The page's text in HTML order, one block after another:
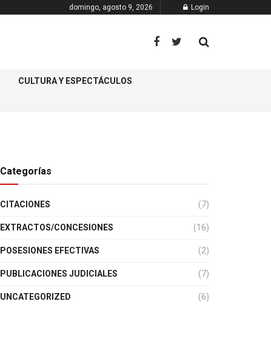
domingo, agosto 9, 2026 Login
CULTURA Y ESPECTÁCULOS
Categorías
CITACIONES (7)
EXTRACTOS/CONCESIONES (16)
POSESIONES EFECTIVAS (2)
PUBLICACIONES JUDICIALES (7)
UNCATEGORIZED (6)